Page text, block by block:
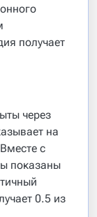
получает
через
на
с
показаны
0.5 из